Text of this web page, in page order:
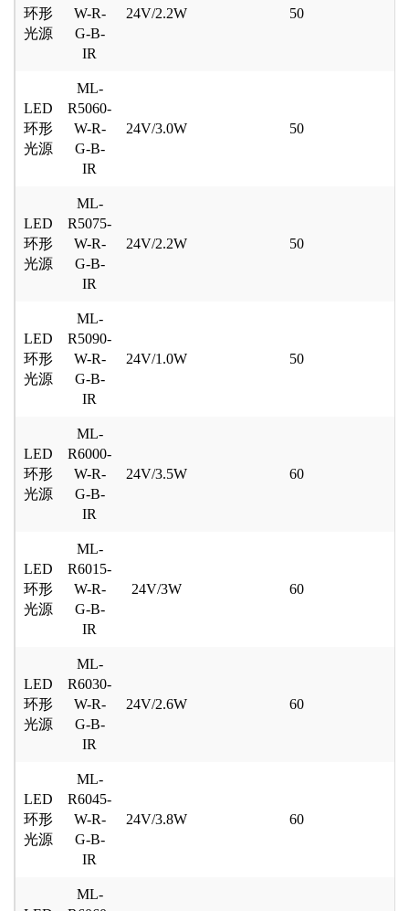
环形
光源
W-R-
G-B-
IR
24V/2.2W 50
LED
环形
光源
ML-
R5060-
W-R-
G-B-
IR
24V/3.0W 50
LED
环形
光源
ML-
R5075-
W-R-
G-B-
IR
24V/2.2W 50
LED
环形
光源
ML-
R5090-
W-R-
G-B-
IR
24V/1.0W 50
LED
环形
光源
ML-
R6000-
W-R-
G-B-
IR
24V/3.5W 60
LED
环形
光源
ML-
R6015-
W-R-
G-B-
IR
24V/3W 60
LED
环形
光源
ML-
R6030-
W-R-
G-B-
IR
24V/2.6W 60
LED
环形
光源
ML-
R6045-
W-R-
G-B-
IR
24V/3.8W 60
ML-